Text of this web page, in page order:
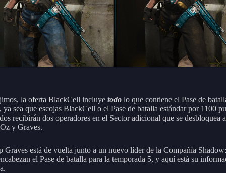
la oferta BlackCell incluye todo lo que contiene el Pase de
ya sea que escojas BlackCell o el Pase de batalla estándar por 1100
recibirán dos operadores en el Sector adicional que se desbloquea
y Graves.
Graves está de vuelta junto a un nuevo líder de la Compañía
el Pase de batalla para la temporada 5, y aquí está su